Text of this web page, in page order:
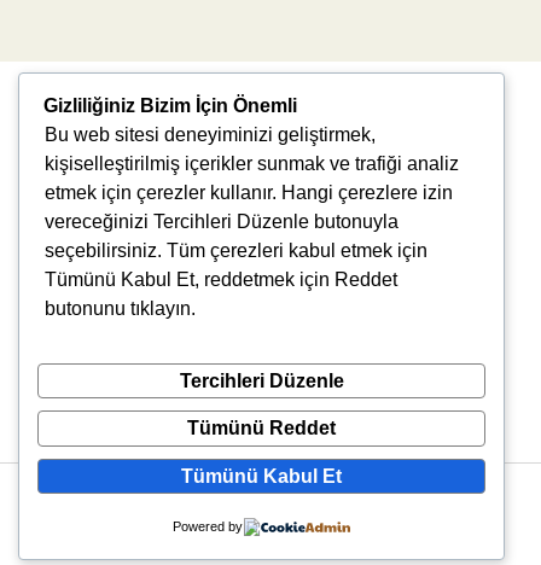
Uğur Mumcu, 8976. Sk., 35550 Çiğli/İzmir
info@vlbtech.com
Copyright © 2026 VLBtech | Powered by VLBtech
Gizliliğiniz Bizim İçin Önemli
Bu web sitesi deneyiminizi geliştirmek,
kişiselleştirilmiş içerikler sunmak ve trafiği analiz
etmek için çerezler kullanır. Hangi çerezlere izin
vereceğinizi Tercihleri Düzenle butonuyla
seçebilirsiniz. Tüm çerezleri kabul etmek için
Tümünü Kabul Et, reddetmek için Reddet
butonunu tıklayın.
Tercihleri Düzenle
Tümünü Reddet
Tümünü Kabul Et
Powered by